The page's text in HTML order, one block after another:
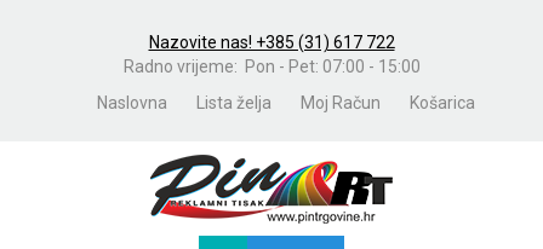
Nazovite nas! +385 (31) 617 722
Radno vrijeme: Pon - Pet: 07:00 - 15:00
Naslovna
Lista želja Moj Račun Košarica